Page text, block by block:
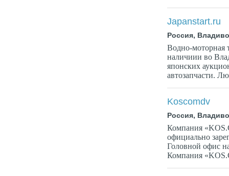
Japanstart.ru
Россия,
Водно-моторная
наличиии во
японских
автозапчасти.
Koscomdv
Россия,
Компания
официально
Головной офис
Компания